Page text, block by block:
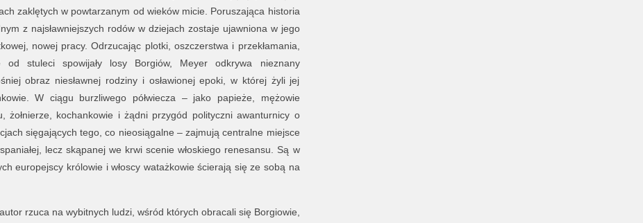
zaklętych w powtarzanym od wieków micie. Poruszająca historia
z najsławniejszych rodów w dziejach zostaje ujawniona w jego
nowej pracy. Odrzucając plotki, oszczerstwa i przekłamania,
od stuleci spowijały losy Borgiów, Meyer odkrywa nieznany
obraz niesławnej rodziny i osławionej epoki, w której żyli jej
W ciągu burzliwego półwiecza – jako papieże, mężowie
żołnierze, kochankowie i żądni przygód polityczni awanturnicy o
sięgających tego, co nieosiągalne – zajmują centralne miejsce
lecz skąpanej we krwi scenie włoskiego renesansu. Są w
europejscy królowie i włoscy watażkowie ścierają się ze sobą na
rzuca na wybitnych ludzi, wśród których obracali się Borgiowie,